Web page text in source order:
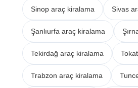
Sinop araç kiralama Sivas
Şanlıurfa araç kiralama
Tekirdağ araç kiralama
Trabzon araç kiralama